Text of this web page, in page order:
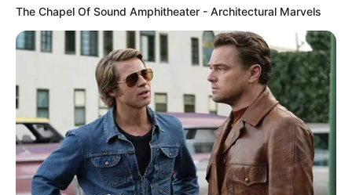
The Chapel Of Sound Amphitheater - Architectural Marvels